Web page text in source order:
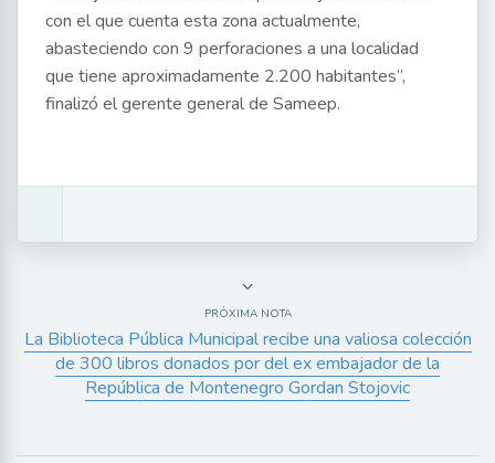
con el que cuenta esta zona actualmente,
abasteciendo con 9 perforaciones a una localidad
que tiene aproximadamente 2.200 habitantes”,
finalizó el gerente general de Sameep.
PRÓXIMA NOTA
La Biblioteca Pública Municipal recibe una valiosa colección
de 300 libros donados por del ex embajador de la
República de Montenegro Gordan Stojovic